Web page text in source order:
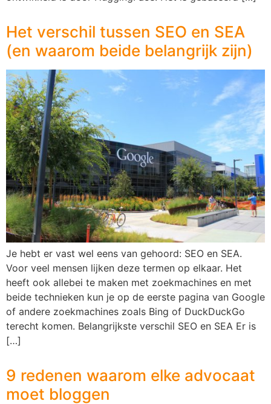
Het verschil tussen SEO en SEA
(en waarom beide belangrijk zijn)
Je hebt er vast wel eens van gehoord: SEO en SEA.
Voor veel mensen lijken deze termen op elkaar. Het
heeft ook allebei te maken met zoekmachines en met
beide technieken kun je op de eerste pagina van Google
of andere zoekmachines zoals Bing of DuckDuckGo
terecht komen. Belangrijkste verschil SEO en SEA Er is
[…]
9 redenen waarom elke advocaat
moet bloggen